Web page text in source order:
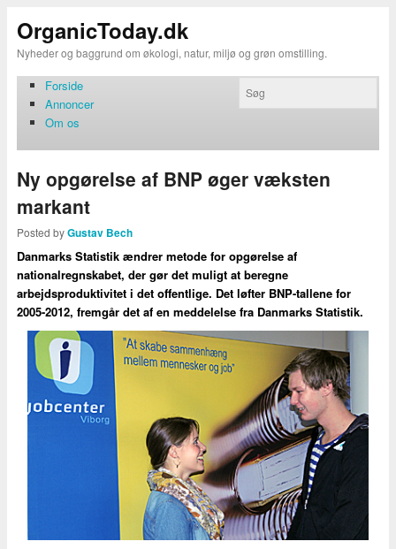
OrganicToday.dk
Nyheder og baggrund om økologi, natur, miljø og grøn omstilling.
Forside
Annoncer
Om os
Ny opgørelse af BNP øger væksten
markant
Posted byGustav Bech
Danmarks Statistik ændrer metode for opgørelse af
nationalregnskabet, der gør det muligt at beregne
arbejdsproduktivitet i det offentlige. Det løfter BNP-tallene for
2005-2012, fremgår det af en meddelelse fra Danmarks Statistik.